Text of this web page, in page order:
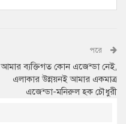
পরে
আমার ব্যক্তিগত কোন এজেন্ডা নেই,
এলাকার উন্নয়নই আমার একমাত্র
এজেন্ডা-মনিরুল হক চৌধুরী